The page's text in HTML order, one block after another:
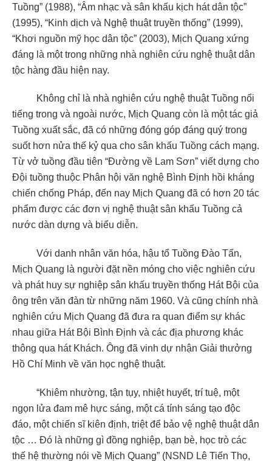
Tuồng” (1988), “Âm nhạc và sân khấu kịch hát dân tộc”
(1995), “Kinh dịch và Nghệ thuật truyền thống” (1999),
“Khơi nguồn mỹ học dân tộc” (2003), Mịch Quang xứng
đáng là một trong những nhà nghiên cứu nghệ thuật dân
tộc hàng đầu hiện nay.
Không chỉ là nhà nghiên cứu nghệ thuật Tuồng nổi
tiếng trong và ngoài nước, Mịch Quang còn là một tác giả
Tuồng xuất sắc, đã có những đóng góp đáng quý trong
suốt hơn nửa thế kỷ qua cho sân khấu Tuồng cách mạng.
Từ vở tuồng đầu tiên “Đường về Lam Sơn” viết dựng cho
Đội tuồng thuộc Phân hội văn nghệ Bình Định hồi kháng
chiến chống Pháp, đến nay Mịch Quang đã có hơn 20 tác
phẩm được các đơn vị nghệ thuật sân khấu Tuồng cả
nước dàn dựng và biểu diễn.
Với danh nhân văn hóa, hậu tổ Tuồng Đào Tấn,
Mịch Quang là người đặt nền móng cho việc nghiên cứu
và phát huy sự nghiệp sân khấu truyền thống Hát Bội của
ông trên văn đàn từ những năm 1960. Và cũng chính nhà
nghiên cứu Mịch Quang đã đưa ra quan điểm sự khác
nhau giữa Hát Bội Bình Định và các địa phương khác
thông qua hát Khách. Ông đã vinh dự nhận Giải thưởng
Hồ Chí Minh về văn học nghệ thuật.
“Khiêm nhường, tận tụy, nhiệt huyết, trí tuệ, một
ngọn lửa đam mê hực sáng, một cá tính sáng tạo độc
đáo, một chiến sĩ kiên định, triệt để bảo vệ nghệ thuật dân
tộc … Đó là những gì đồng nghiệp, bạn bè, học trò các
thế hệ thường nói về Mịch Quang” (NSND Lê Tiến Thọ,